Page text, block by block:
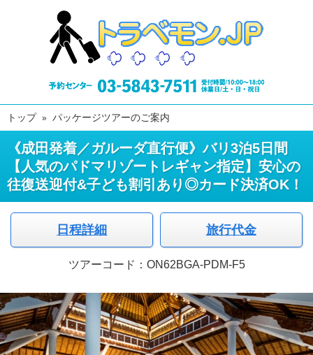
トップ パッケージツアーのご案内
《成田発着／ガルーダ直行便》バリ3泊5日間
【人気のパドマリゾートレギャン指定】安心の
往復送迎付&子ども割引あり◎カード決済OK！
日程詳細 旅行代金
ツアーコード：ON62BGA-PDM-F5